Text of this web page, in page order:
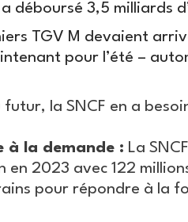
a déboursé 3,5 milliards
TGV M devaient
pour l’été –
la SNCF en a
à la demande : La
2023 avec 122
pour répondre à la